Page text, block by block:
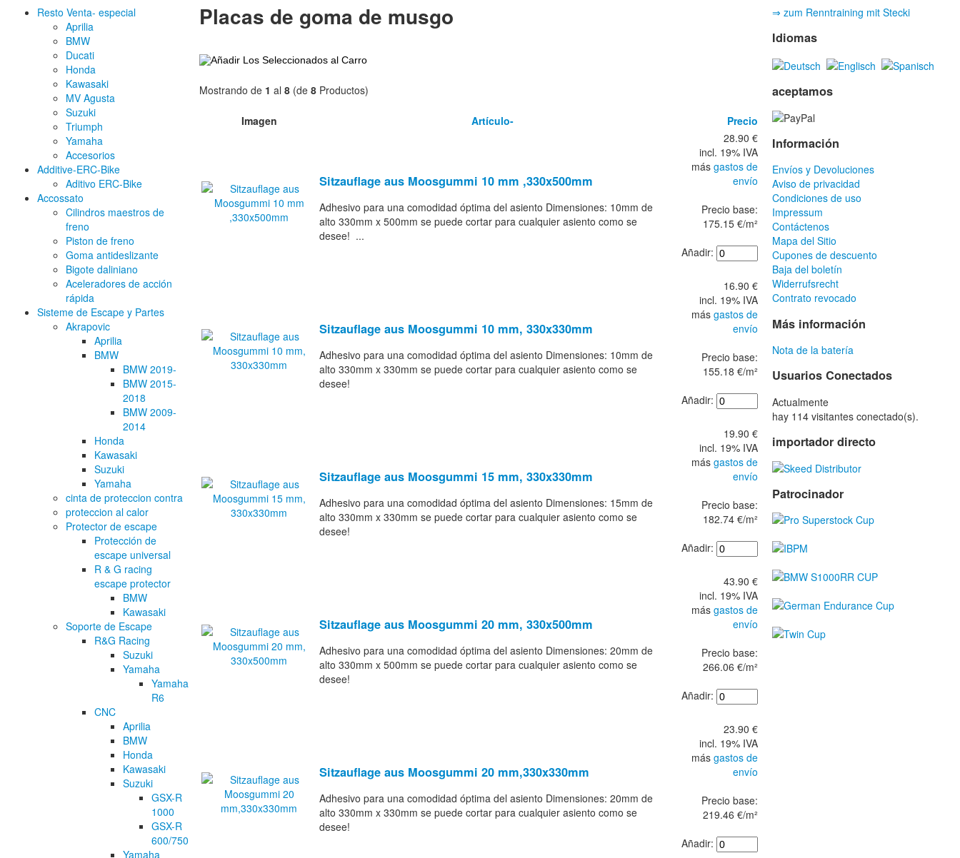
Resto Venta- especial
Aprilia
BMW
Ducati
Honda
Kawasaki
MV Agusta
Suzuki
Triumph
Yamaha
Accesorios
Additive-ERC-Bike
Aditivo ERC-Bike
Accossato
Cilindros maestros de
freno
Piston de freno
Goma antideslizante
Bigote daliniano
Aceleradores de acción
rápida
Sisteme de Escape y Partes
Akrapovic
Aprilia
BMW
BMW 2019-
BMW 2015-
2018
BMW 2009-
2014
Honda
Kawasaki
Suzuki
Yamaha
cinta de proteccion contra
proteccion al calor
Protector de escape
Protección de
escape universal
R & G racing
escape protector
BMW
Kawasaki
Soporte de Escape
R&G Racing
Suzuki
Yamaha
Yamaha
R6
CNC
Aprilia
BMW
Honda
Kawasaki
Suzuki
GSX-R
1000
GSX-R
600/750
Yamaha
Placas de goma de musgo
Mostrando de 1 al8 (de8 Productos)
Imagen Artículo- Precio
Sitzauflage aus Moosgummi 10 mm ,330x500mm
Adhesivo para una comodidad óptima del asiento Dimensiones: 10mm de
alto 330mm x 500mm se puede cortar para cualquier asiento como se
desee! ...
28.90 €
incl. 19% IVA
másgastos de
envío
Precio base:
175.15 €/m²
Añadir:
Sitzauflage aus Moosgummi 10 mm, 330x330mm
Adhesivo para una comodidad óptima del asiento Dimensiones: 10mm de
alto 330mm x 330mm se puede cortar para cualquier asiento como se
desee!
16.90 €
incl. 19% IVA
másgastos de
envío
Precio base:
155.18 €/m²
Añadir:
Sitzauflage aus Moosgummi 15 mm, 330x330mm
Adhesivo para una comodidad óptima del asiento Dimensiones: 15mm de
alto 330mm x 330mm se puede cortar para cualquier asiento como se
desee!
19.90 €
incl. 19% IVA
másgastos de
envío
Precio base:
182.74 €/m²
Añadir:
Sitzauflage aus Moosgummi 20 mm, 330x500mm
Adhesivo para una comodidad óptima del asiento Dimensiones: 20mm de
alto 330mm x 500mm se puede cortar para cualquier asiento como se
desee!
43.90 €
incl. 19% IVA
másgastos de
envío
Precio base:
266.06 €/m²
Añadir:
Sitzauflage aus Moosgummi 20 mm,330x330mm
Adhesivo para una comodidad óptima del asiento Dimensiones: 20mm de
alto 330mm x 330mm se puede cortar para cualquier asiento como se
desee!
23.90 €
incl. 19% IVA
másgastos de
envío
Precio base:
219.46 €/m²
Añadir:
⇒ zum Renntraining mit Stecki
Idiomas
aceptamos
Información
Envíos y Devoluciones
Aviso de privacidad
Condiciones de uso
Impressum
Contáctenos
Mapa del Sitio
Cupones de descuento
Baja del boletín
Widerrufsrecht
Contrato revocado
Más información
Nota de la batería
Usuarios Conectados
Actualmente
hay 114 visitantes conectado(s).
importador directo
Patrocinador